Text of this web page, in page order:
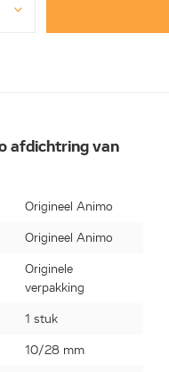
afdichtring van
Origineel Animo
Origineel Animo
Originele
verpakking
1 stuk
10/28 mm